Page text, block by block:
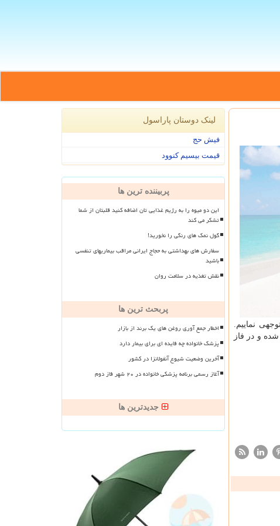
نماییم.
و در فاز
لینک دوستان پاراسول
فیش حج
قیمت بیسیم کنوود
پربیننده ترین ها
این دو میوه را به رژیم غذایی تان اضافه کنید قلبتان از شما
تشکر می کند
گول نمک های رنگی را نخورید!
سفارش های بهداشتی به حجاج ایرانی مراقب بیماریهای تنفسی
باشید
نقش تغذیه در سلامت روان
پربحث ترین ها
اخطار جمع آوری روغن های یک برند از بازار
پزشک خانواده چه فایده ای برای بیمار دارد
آخرین وضعیت شیوع آنفولانزا در کشور
آغاز رسمی برنامه پزشکی خانواده در ۲۰ شهر فاز دوم
جدیدترین ها